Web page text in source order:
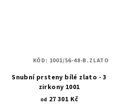
Snubní prsteny bílé zlato - 3
zirkony 1001
od 27 301 Kč
KÓD: 1001/56-48-B.ZLATO